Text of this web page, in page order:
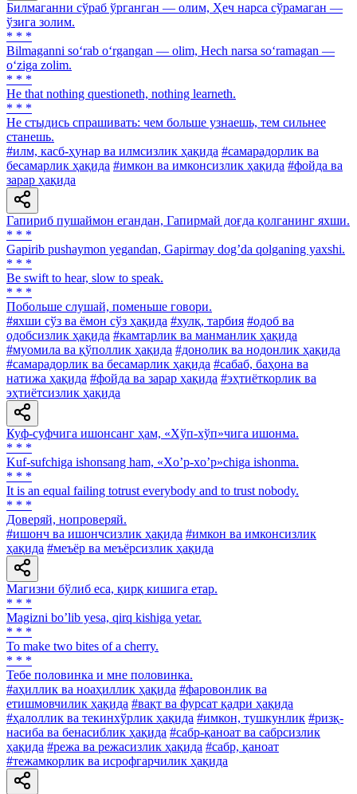
Билмаганни сўраб ўрганган — олим, Ҳеч нарса сўрамаган —
ўзига золим.
* * *
Bilmaganni so‘rab o‘rgangan — olim, Hech narsa so‘ramagan —
o‘ziga zolim.
* * *
He that nothing questioneth, nothing learneth.
* * *
He стыдись спрашивать: чем больше узнаешь, тем сильнее
станешь.
#илм, касб-ҳунар ва илмсизлик ҳақида #самарадорлик ва
бесамарлик ҳақида #имкон ва имконсизлик ҳақида #фойда ва
зарар ҳақида
Гапириб пушаймон егандан, Гапирмай доғда қолганинг яхши.
* * *
Gapirib pushaymon yegandan, Gapirmay dogʼda qolganing yaxshi.
* * *
Be swift to hear, slow to speak.
* * *
Побольше слушай, поменьше говори.
#яхши сўз ва ёмон сўз ҳақида #хулқ, тарбия #одоб ва
одобсизлик ҳақида #камтарлик ва манманлик ҳақида
#муомила ва қўполлик ҳақида #донолик ва нодонлик ҳақида
#самарадорлик ва бесамарлик ҳақида #сабаб, баҳона ва
натижа ҳақида #фойда ва зарар ҳақида #эҳтиёткорлик ва
эҳтиётсизлик ҳақида
Куф-суфчига ишонсанг ҳам, «Хўп-хўп»чига ишонма.
* * *
Kuf-sufchiga ishonsang ham, «Xo’p-xo’p»chiga ishonma.
* * *
It is an equal failing totrust everybody and to trust nobody.
* * *
Доверяй, нопроверяй.
#ишонч ва ишончсизлик ҳақида #имкон ва имконсизлик
ҳақида #меъёр ва меъёрсизлик ҳақида
Магизни бўлиб еса, қирқ кишига етар.
* * *
Magizni boʼlib yesa, qirq kishiga yetar.
* * *
To make two bites of a cherry.
* * *
Тебе половинка и мне половинка.
#аҳиллик ва ноаҳиллик ҳақида #фаровонлик ва
етишмовчилик ҳақида #вақт ва фурсат қадри ҳақида
#ҳалоллик ва текинхўрлик ҳақида #имкон, тушкунлик #ризқ-
насиба ва бенасиблик ҳақида #сабр-қаноат ва сабрсизлик
ҳақида #режа ва режасизлик ҳақида #сабр, қаноат
#тежамкорлик ва исрофгарчилик ҳақида